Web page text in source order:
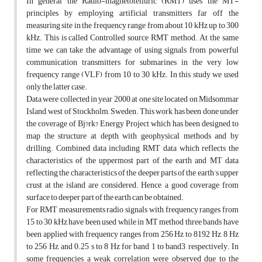
principles by employing artificial transmitters far off the
measuring site in the frequency range from about 10 kHz up to 300
kHz. This is called Controlled source RMT method. At the same
time we can take the advantage of using signals from powerful
communication transmitters for submarines in the very low
frequency range (VLF) from 10 to 30 kHz. In this study we used
only the latter case.
Data were collected in year 2000 at one site located on Midsommar
Island, west of Stockholm, Sweden. This work has been done under
the coverage of Bj?rk? Energy Project which has been designed to
map the structure at depth with geophysical methods and by
drilling. Combined data including RMT data which reflects the
characteristics of the uppermost part of the earth and MT data
reflecting the characteristics of the deeper parts of the earth’s upper
crust at the island are considered. Hence, a good coverage from
surface to deeper part of the earth can be obtained.
For RMT measurements radio signals with frequency ranges from
15 to 30 kHz have been used while in MT method three bands have
been applied with frequency ranges from 256 Hz to 8192 Hz, 8 Hz
to 256 Hz, and 0.25 s to 8 Hz for band 1 to band3, respectively. In